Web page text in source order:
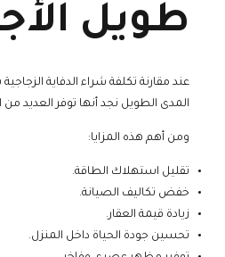
طويل
عند مقارنة تكلفة شراء الدفاية
المدى الطويل نجد أنها توفر العديد من
ومن أهم هذه المزايا:
تقليل استهلاك الطاقة.
خفض تكاليف الصيانة.
زيادة قيمة العقار.
تحسين جودة الحياة داخل المنزل.